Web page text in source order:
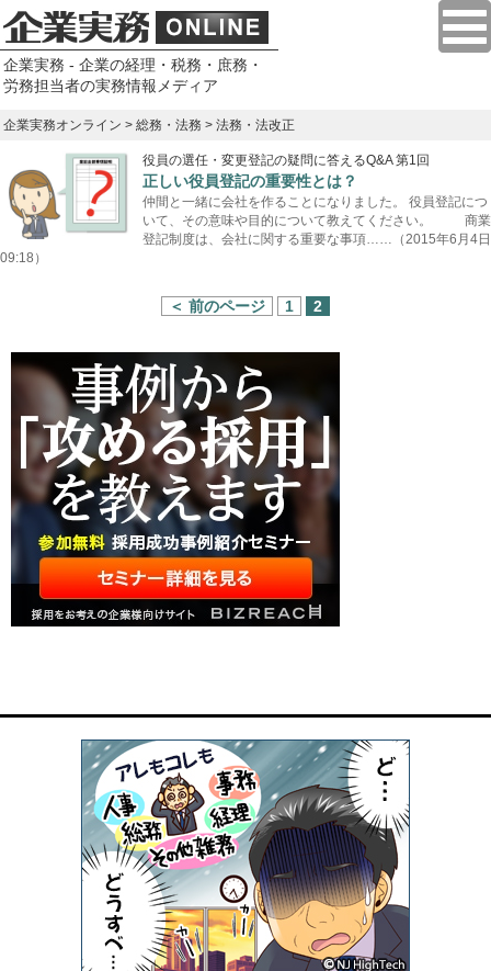
企業実務 - 企業の経理・税務・庶務・
労務担当者の実務情報メディア
企業実務オンライン > 総務・法務 > 法務・法改正
役員の選任・変更登記の疑問に答えるQ&A 第1回
正しい役員登記の重要性とは？
仲間と一緒に会社を作ることになりました。 役員登記につ
いて、その意味や目的について教えてください。 商業
登記制度は、会社に関する重要な事項……（2015年6月4日
09:18）
＜ 前のページ 1 2